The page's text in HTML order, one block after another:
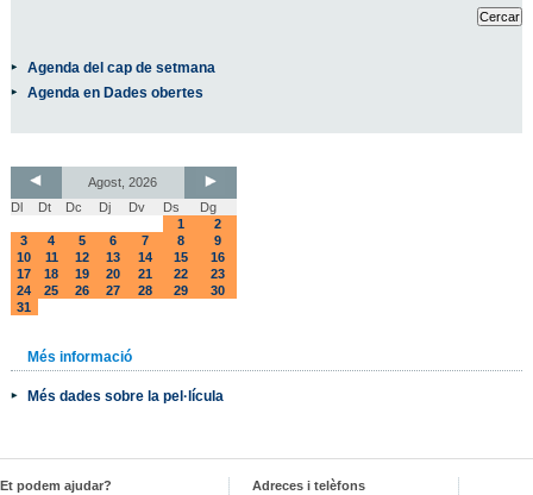
Agenda del cap de setmana
Agenda en Dades obertes
Agost, 2026
Dl
Dt Dc Dj Dv Ds
Dg
1
2
3
4 5 6 7 8
9
10
11 12 13 14 15
16
17
18 19 20 21 22
23
24
25 26 27 28 29
30
31
Més informació
Més dades sobre la pel·lícula
Et podem ajudar?
Adreces i telèfons